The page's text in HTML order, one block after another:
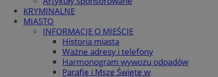
KRYMINALNE
MIASTO
INFORMACJE O MIEŚCIE
Historia miasta
Ważne adresy i telefony
Harmonogram wywozu odpadów
Parafie i Msze Święte w